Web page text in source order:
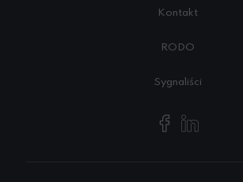
Kontakt
RODO
Sygnaliści